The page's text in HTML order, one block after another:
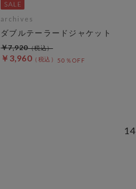
archives
ダブルテーラードジャケット
￥3,960 50％OFF
￥7,920
14